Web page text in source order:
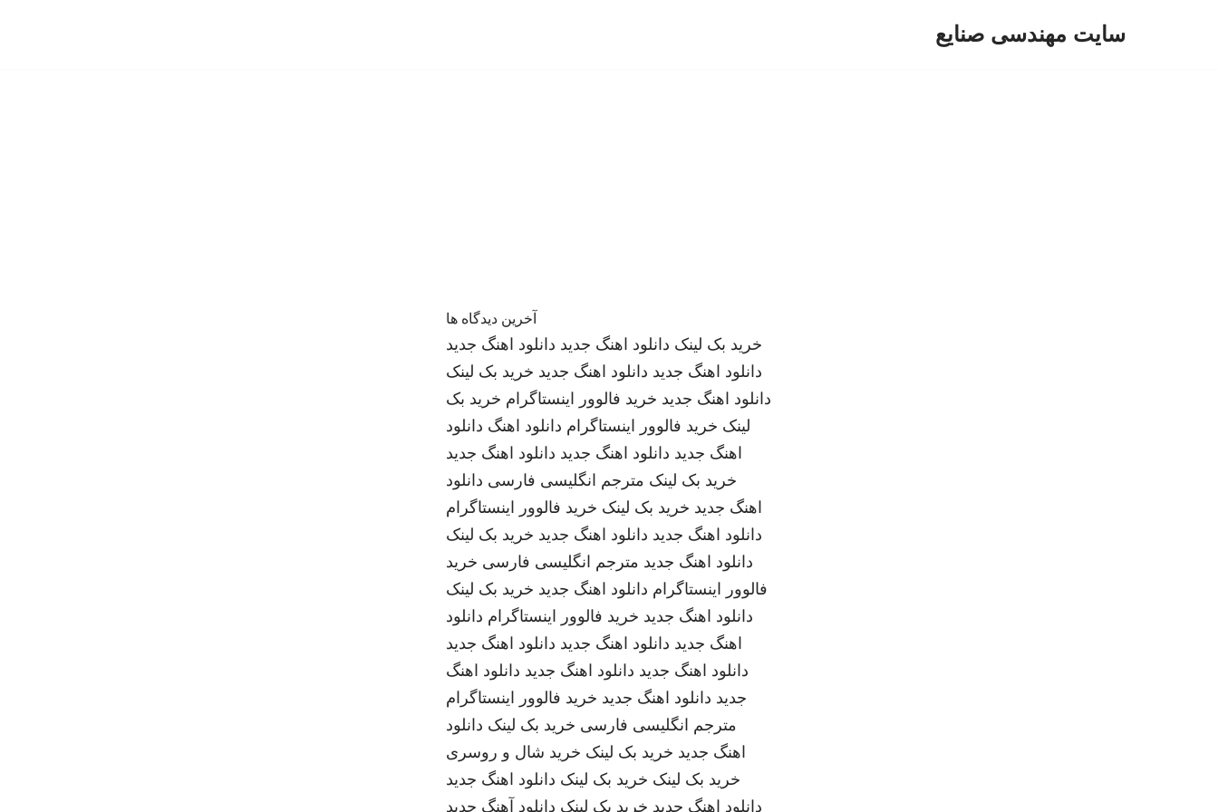
سایت مهندسی صنایع
آخرین دیدگاه ها
خرید بک لینک دانلود اهنگ جدید دانلود اهنگ جدید
دانلود اهنگ جدید دانلود اهنگ جدید خرید بک لینک
دانلود اهنگ جدید خرید فالوور اینستاگرام خرید بک
لینک خرید فالوور اینستاگرام دانلود اهنگ دانلود
اهنگ جدید دانلود اهنگ جدید دانلود اهنگ جدید
خرید بک لینک مترجم انگلیسی فارسی دانلود
اهنگ جدید خرید بک لینک خرید فالوور اینستاگرام
دانلود اهنگ جدید دانلود اهنگ جدید خرید بک لینک
دانلود اهنگ جدید مترجم انگلیسی فارسی خرید
فالوور اینستاگرام دانلود اهنگ جدید خرید بک لینک
دانلود اهنگ جدید خرید فالوور اینستاگرام دانلود
اهنگ جدید دانلود اهنگ جدید دانلود اهنگ جدید
دانلود اهنگ جدید دانلود اهنگ جدید دانلود اهنگ
جدید دانلود اهنگ جدید خرید فالوور اینستاگرام
مترجم انگلیسی فارسی خرید بک لینک دانلود
اهنگ جدید خرید بک لینک خرید شال و روسری
خرید بک لینک خرید بک لینک دانلود اهنگ جدید
دانلود اهنگ جدید خرید بک لینک دانلود آهنگ جدید